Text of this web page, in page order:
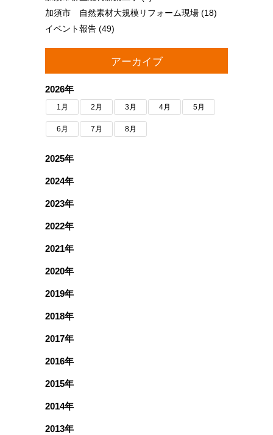
加須市 自然素材大規模リフォーム現場 (18)
イベント報告 (49)
アーカイブ
2026年
1月 2月 3月 4月 5月
6月 7月 8月
2025年
2024年
2023年
2022年
2021年
2020年
2019年
2018年
2017年
2016年
2015年
2014年
2013年